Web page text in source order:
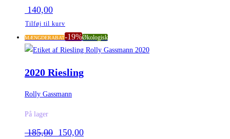
140,00
Tilføj til kurv
MÆNGDERABAT-19%Økologisk
2020 Riesling
Rolly Gassmann
På lager
185,00 Den
150,00Den